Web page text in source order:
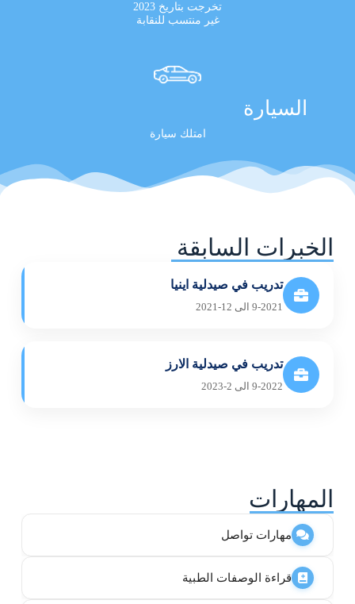
تخرجت بتاريخ 2023
غير منتسب للنقابة
السيارة
امتلك سيارة
الخبرات السابقة
تدريب في صيدلية اينيا
9-2021 الى 12-2021
تدريب في صيدلية الارز
9-2022 الى 2-2023
المهارات
مهارات تواصل
قراءة الوصفات الطبية